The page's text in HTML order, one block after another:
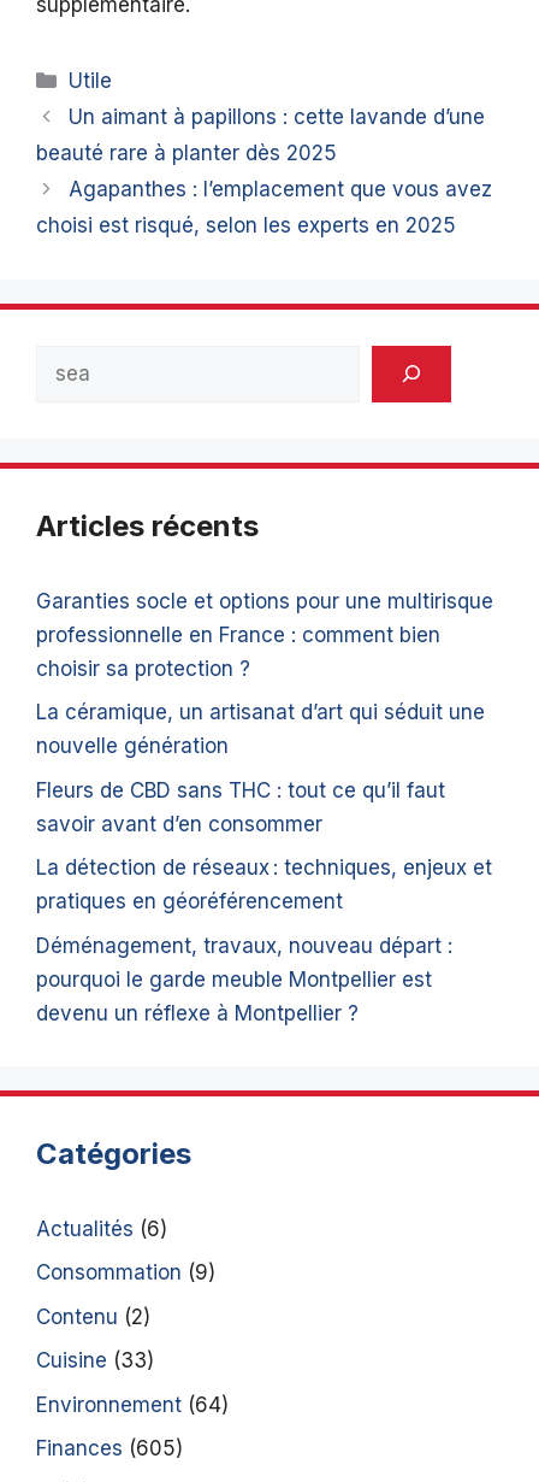
Catégories
Utile
Un aimant à papillons : cette lavande d’une
beauté rare à planter dès 2025
Agapanthes : l’emplacement que vous avez
choisi est risqué, selon les experts en 2025
Articles récents
Garanties socle et options pour une multirisque
professionnelle en France : comment bien
choisir sa protection ?
La céramique, un artisanat d’art qui séduit une
nouvelle génération
Fleurs de CBD sans THC : tout ce qu’il faut
savoir avant d’en consommer
La détection de réseaux : techniques, enjeux et
pratiques en géoréférencement
Déménagement, travaux, nouveau départ :
pourquoi le garde meuble Montpellier est
devenu un réflexe à Montpellier ?
Catégories
Actualités (6)
Consommation (9)
Contenu (2)
Cuisine (33)
Environnement (64)
Finances (605)